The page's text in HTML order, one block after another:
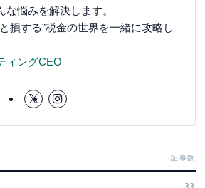
悩みを解決します。
損する”税金の世界を一緒に攻略し
ィングCEO
記事数